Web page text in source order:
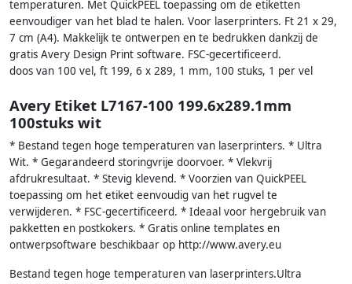
temperaturen. Met QuickPEEL toepassing om de etiketten
eenvoudiger van het blad te halen. Voor laserprinters. Ft 21 x 29,
7 cm (A4). Makkelijk te ontwerpen en te bedrukken dankzij de
gratis Avery Design Print software. FSC-gecertificeerd.
doos van 100 vel, ft 199, 6 x 289, 1 mm, 100 stuks, 1 per vel
Avery Etiket L7167-100 199.6x289.1mm
100stuks wit
* Bestand tegen hoge temperaturen van laserprinters. * Ultra
Wit. * Gegarandeerd storingvrije doorvoer. * Vlekvrij
afdrukresultaat. * Stevig klevend. * Voorzien van QuickPEEL
toepassing om het etiket eenvoudig van het rugvel te
verwijderen. * FSC-gecertificeerd. * Ideaal voor hergebruik van
pakketten en postkokers. * Gratis online templates en
ontwerpsoftware beschikbaar op http://www.avery.eu
Bestand tegen hoge temperaturen van laserprinters.Ultra